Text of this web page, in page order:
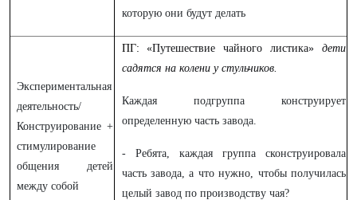
которую они будут делать
Экспериментальная
деятельность/
Конструирование +
стимулирование
общения детей
между собой
ПГ:«Путешествие чайного листика» дети
садятся на колени у стульчиков.
Каждая подгруппа конструирует
определенную часть завода.
- Ребята, каждая группа сконструировала
часть завода, а что нужно, чтобы получилась
целый завод по производству чая?